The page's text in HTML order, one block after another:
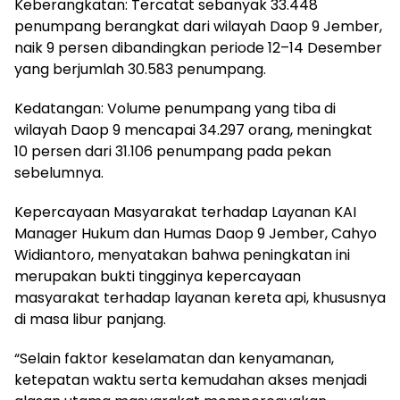
Keberangkatan: Tercatat sebanyak 33.448
penumpang berangkat dari wilayah Daop 9 Jember,
naik 9 persen dibandingkan periode 12–14 Desember
yang berjumlah 30.583 penumpang.
Kedatangan: Volume penumpang yang tiba di
wilayah Daop 9 mencapai 34.297 orang, meningkat
10 persen dari 31.106 penumpang pada pekan
sebelumnya.
Kepercayaan Masyarakat terhadap Layanan KAI
Manager Hukum dan Humas Daop 9 Jember, Cahyo
Widiantoro, menyatakan bahwa peningkatan ini
merupakan bukti tingginya kepercayaan
masyarakat terhadap layanan kereta api, khususnya
di masa libur panjang.
“Selain faktor keselamatan dan kenyamanan,
ketepatan waktu serta kemudahan akses menjadi